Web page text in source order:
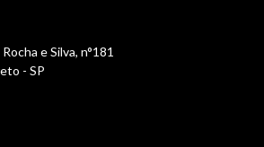
e Silva, n°181
- SP